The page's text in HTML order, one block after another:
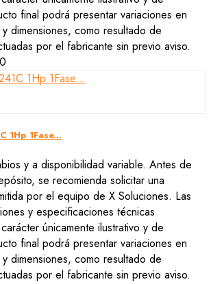
final podrá presentar variaciones en
dimensiones, como resultado de
por el fabricante sin previo aviso.
1Hp 1Fase...
y a disponibilidad variable. Antes de
se recomienda solicitar una
por el equipo de X Soluciones. Las
y especificaciones técnicas
únicamente ilustrativo y de
final podrá presentar variaciones en
dimensiones, como resultado de
por el fabricante sin previo aviso.